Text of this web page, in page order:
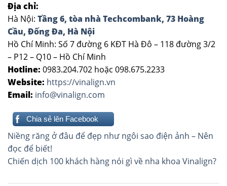
Địa chỉ:
Hà Nội: Tầng 6, tòa nhà Techcombank, 73 Hoàng
Cầu, Đống Đa, Hà Nội
Hồ Chí Minh: Số 7 đường 6 KĐT Hà Đô – 118 đường 3/2
– P12 – Q10 – Hồ Chí Minh
Hotline: 0983.204.702 hoặc 098.675.2233
Website: https://vinalign.vn
Email: info@vinalign.com
Chia sẻ lên Facebook
Điều
hướng
bài
Niềng răng ở đâu để đẹp như ngôi sao điện ảnh – Nên
đọc để biết!
Chiến dịch 100 khách hàng nói gì về nha khoa Vinalign?